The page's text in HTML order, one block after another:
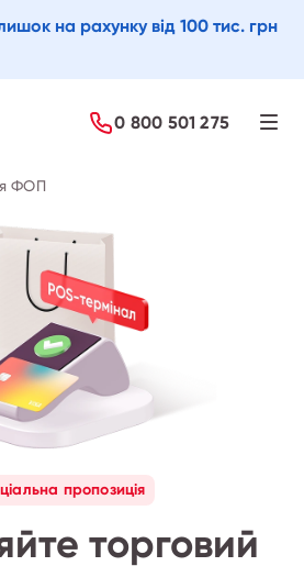
на рахунку від 100 тис. грн
0 800 501 275
ФОП
пропозиція
торговий